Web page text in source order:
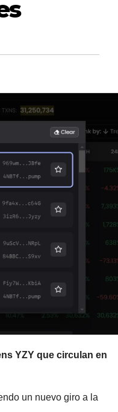
YZY que circulan en
un nuevo giro a la